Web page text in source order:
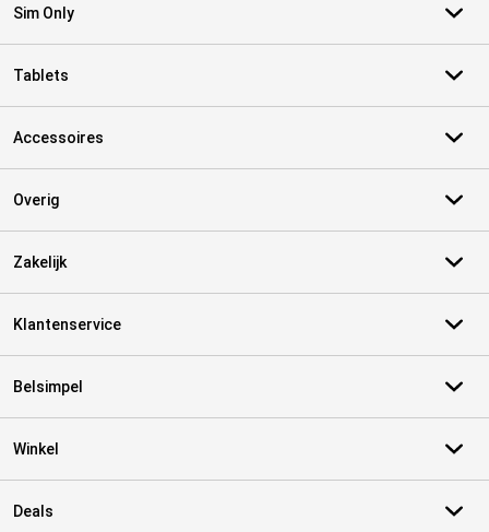
Sim Only
Tablets
Accessoires
Overig
Zakelijk
Klantenservice
Belsimpel
Winkel
Deals